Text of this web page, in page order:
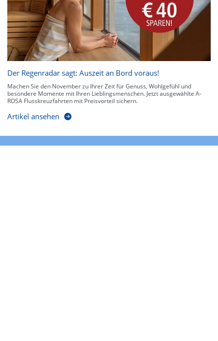
Der Regenradar sagt: Auszeit an Bord voraus!
Machen Sie den November zu Ihrer Zeit für Genuss, Wohlgefühl und
besondere Momente mit Ihren Lieblingsmenschen. Jetzt ausgewählte A-
ROSA Flusskreuzfahrten mit Preisvorteil sichern.
Artikel ansehen